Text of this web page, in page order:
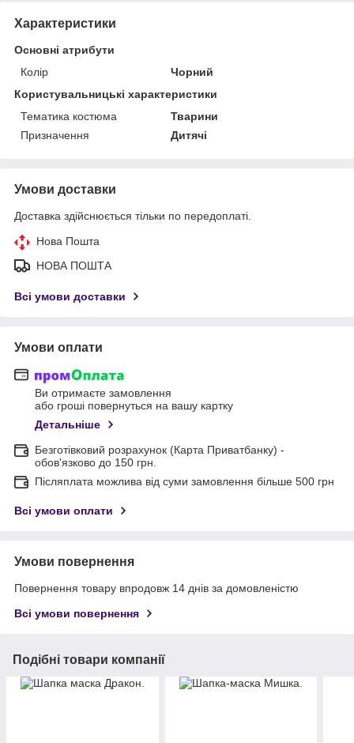
Характеристики
Основні атрибути
Колір
Чорний
Користувальницькі характеристики
Тематика костюма
Тварини
Призначення
Дитячі
Умови доставки
Доставка здійснюється тільки по передоплаті.
Нова Пошта
НОВА ПОШТА
Всі умови доставки
Умови оплати
Ви отримаєте замовлення
або гроші повернуться на вашу картку
Детальніше
Безготівковий розрахунок (Карта Приватбанку) -
обов'язково до 150 грн.
Післяплата можлива від суми замовлення більше 500 грн
Всі умови оплати
Умови повернення
Повернення товару впродовж 14 днів за домовленістю
Всі умови повернення
Подібні товари компанії